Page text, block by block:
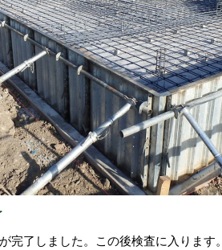
完了しました。この後検査に入ります。